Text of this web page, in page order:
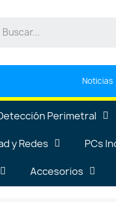
Noticias
Perimetral
y Redes PCs
Accesorios